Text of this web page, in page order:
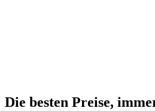
Die besten Preise,